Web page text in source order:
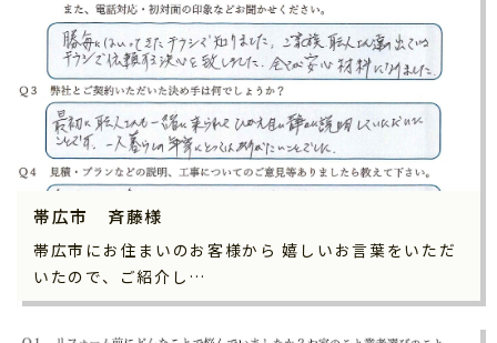
帯広市 斉藤様
帯広市にお住まいのお客様から 嬉しいお言葉をいただ
いたので、ご紹介し…